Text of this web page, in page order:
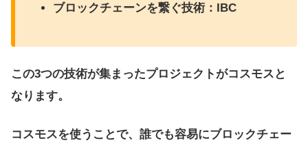
ブロックチェーンを繋ぐ技術：IBC
この3つの技術が集まったプロジェクトがコスモスと
なります。
コスモスを使うことで、誰でも容易にブロックチェー